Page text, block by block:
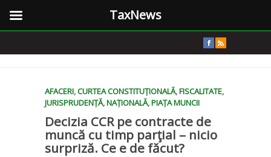
AFACERI,CURTEA CONSTITUȚIONALĂ,FISCALITATE,
JURISPRUDENȚĂ,NAȚIONALĂ,PIAȚA MUNCII
Decizia CCR pe contracte de
muncă cu timp parţial – nicio
surpriză. Ce e de făcut?
TaxNews